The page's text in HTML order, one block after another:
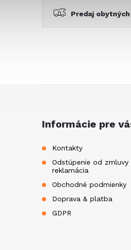
Predaj
Informácie pre
Kontakty
Odstúpenie od zmluvy
reklamácia
Obchodné podmienky
Doprava & platba
GDPR